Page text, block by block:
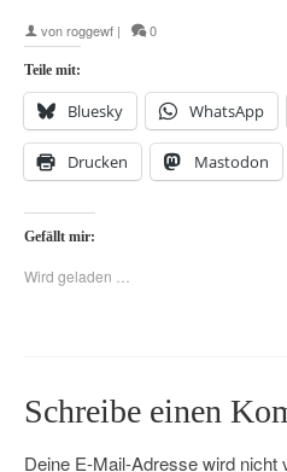
vonroggewf | 0
Teile mit:
Bluesky WhatsApp
Drucken Mastodon
Gefällt mir:
Wird geladen …
Schreibe einen
Deine E-Mail-Adresse wird nicht